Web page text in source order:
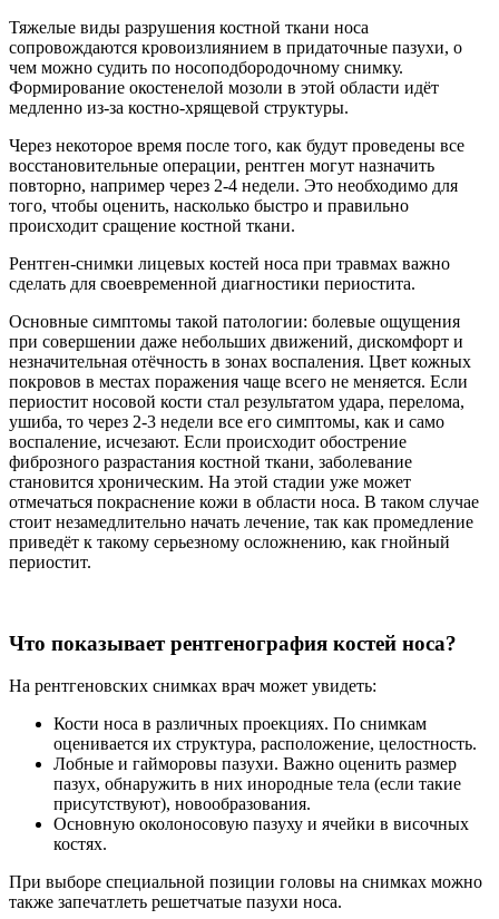
Тяжелые виды разрушения костной ткани носа
сопровождаются кровоизлиянием в придаточные пазухи, о
чем можно судить по носоподбородочному снимку.
Формирование окостенелой мозоли в этой области идёт
медленно из-за костно-хрящевой структуры.
Через некоторое время после того, как будут проведены все
восстановительные операции, рентген могут назначить
повторно, например через 2-4 недели. Это необходимо для
того, чтобы оценить, насколько быстро и правильно
происходит сращение костной ткани.
Рентген-снимки лицевых костей носа при травмах важно
сделать для своевременной диагностики периостита.
Основные симптомы такой патологии: болевые ощущения
при совершении даже небольших движений, дискомфорт и
незначительная отёчность в зонах воспаления. Цвет кожных
покровов в местах поражения чаще всего не меняется. Если
периостит носовой кости стал результатом удара, перелома,
ушиба, то через 2-3 недели все его симптомы, как и само
воспаление, исчезают. Если происходит обострение
фиброзного разрастания костной ткани, заболевание
становится хроническим. На этой стадии уже может
отмечаться покраснение кожи в области носа. В таком случае
стоит незамедлительно начать лечение, так как промедление
приведёт к такому серьезному осложнению, как гнойный
периостит.
Что показывает рентгенография костей носа?
На рентгеновских снимках врач может увидеть:
Кости носа в различных проекциях. По снимкам
оценивается их структура, расположение, целостность.
Лобные и гайморовы пазухи. Важно оценить размер
пазух, обнаружить в них инородные тела (если такие
присутствуют), новообразования.
Основную околоносовую пазуху и ячейки в височных
костях.
При выборе специальной позиции головы на снимках можно
также запечатлеть решетчатые пазухи носа.